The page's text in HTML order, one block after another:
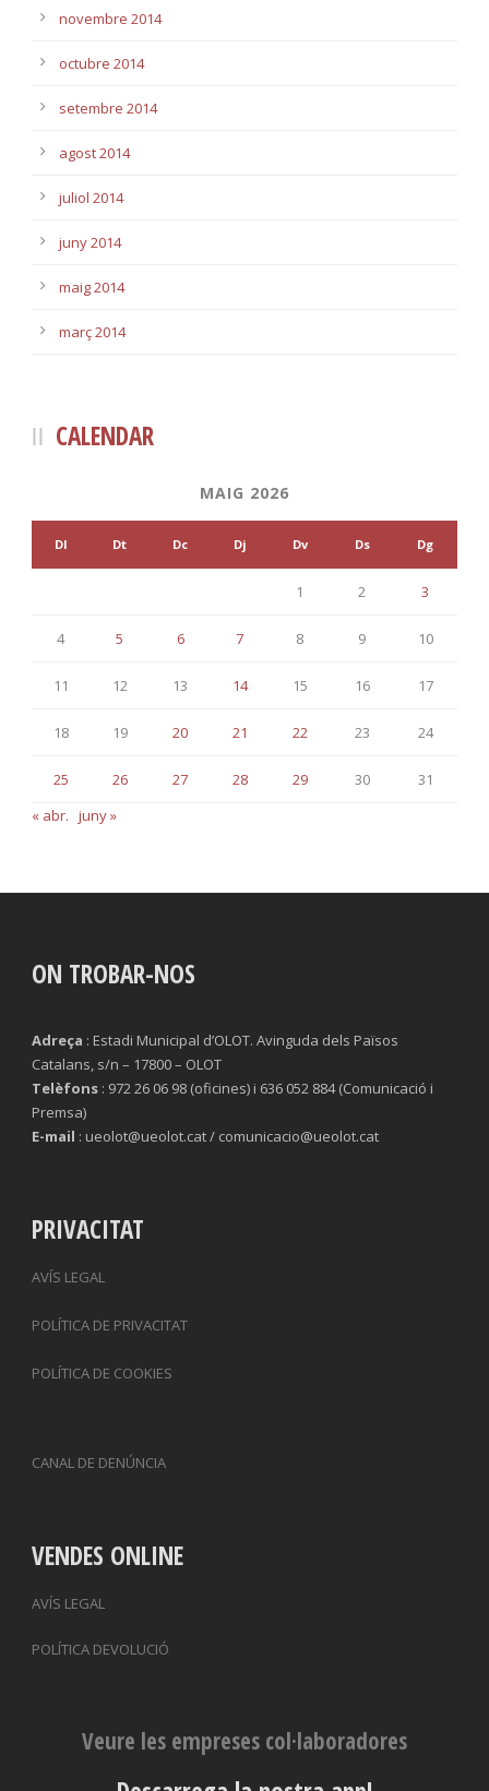
novembre 2014
octubre 2014
setembre 2014
agost 2014
juliol 2014
juny 2014
maig 2014
març 2014
CALENDAR
MAIG 2026
Dl Dt Dc Dj Dv Ds Dg
1 2 3
4 5 6 7 8 9 10
11 12 13 14 15 16 17
18 19 20 21 22 23 24
25 26 27 28 29 30
31
« abr. juny »
ON TROBAR-NOS
Adreça : Estadi Municipal d’OLOT. Avinguda dels Països
Catalans, s/n – 17800 – OLOT
Telèfons : 972 26 06 98 (oficines) i 636 052 884 (Comunicació i
Premsa)
E-mail : ueolot@ueolot.cat / comunicacio@ueolot.cat
PRIVACITAT
AVÍS LEGAL
POLÍTICA DE PRIVACITAT
POLÍTICA DE COOKIES
CANAL DE DENÚNCIA
VENDES ONLINE
AVÍS LEGAL
POLÍTICA DEVOLUCIÓ
Veure les empreses col·laboradores